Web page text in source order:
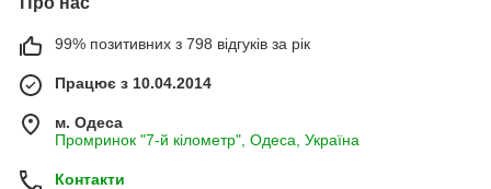
99% позитивних з 798 відгуків за рік
Працює з 10.04.2014
м. Одеса
Промринок "7-й кілометр", Одеса, Україна
Контакти